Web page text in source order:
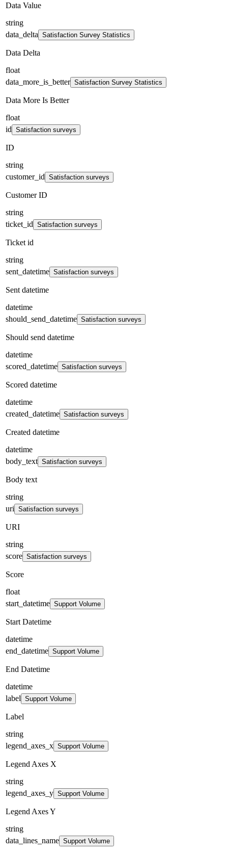
Data Value
string
data_delta Satisfaction Survey Statistics
Data Delta
float
data_more_is_better Satisfaction Survey Statistics
Data More Is Better
float
id Satisfaction surveys
ID
string
customer_id Satisfaction surveys
Customer ID
string
ticket_id Satisfaction surveys
Ticket id
string
sent_datetime Satisfaction surveys
Sent datetime
datetime
should_send_datetime Satisfaction surveys
Should send datetime
datetime
scored_datetime Satisfaction surveys
Scored datetime
datetime
created_datetime Satisfaction surveys
Created datetime
datetime
body_text Satisfaction surveys
Body text
string
uri Satisfaction surveys
URI
string
score Satisfaction surveys
Score
float
start_datetime Support Volume
Start Datetime
datetime
end_datetime Support Volume
End Datetime
datetime
label Support Volume
Label
string
legend_axes_x Support Volume
Legend Axes X
string
legend_axes_y Support Volume
Legend Axes Y
string
data_lines_name Support Volume